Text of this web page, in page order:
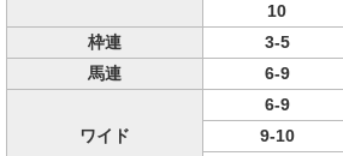
10
枠連
3-5
馬連
6-9
ワイド
6-9
9-10